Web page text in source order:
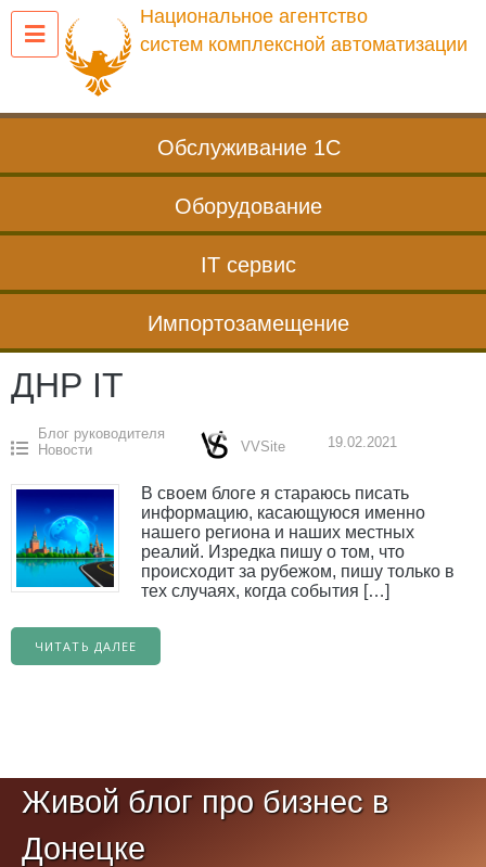
Перейти
содержанию
Национальное агентство
систем комплексной автоматизации
Обслуживание 1С
Оборудование
IT сервис
Импортозамещение
ДНР IT
Блог руководителя
Новости
VVSite 19.02.2021
В своем блоге я стараюсь писать
информацию, касающуюся именно
нашего региона и наших местных
реалий. Изредка пишу о том, что
происходит за рубежом, пишу только в
тех случаях, когда события […]
ЧИТАТЬ ДАЛЕЕ
Живой блог про бизнес в
Донецке